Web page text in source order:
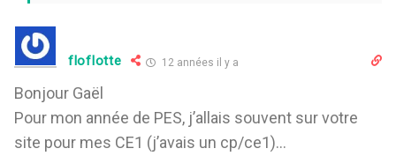
floflotte 12 années il y a
Bonjour Gaël
Pour mon année de PES, j’allais souvent sur votre
site pour mes CE1 (j’avais un cp/ce1)…